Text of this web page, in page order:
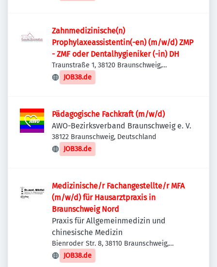
Zahnmedizinische(n)
Prophylaxeassistentin(-en) (m/w/d) ZMP
- ZMF oder Dentalhygieniker (-in) DH
Traunstraße 1, 38120 Braunschweig,
Deutschland
JOB38.de
Pädagogische Fachkraft (m/w/d)
AWO-Bezirksverband Braunschweig e. V.
38122 Braunschweig, Deutschland
JOB38.de
Medizinische/r Fachangestellte/r MFA
(m/w/d) für Hausarztpraxis in
Braunschweig Nord
Praxis für Allgemeinmedizin und
chinesische Medizin
Bienroder Str. 8, 38110 Braunschweig,
Deutschland
JOB38.de